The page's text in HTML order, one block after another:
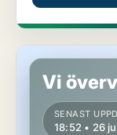
Lägenhet i Piteå,
Vi
SENAST
18:52 • 26